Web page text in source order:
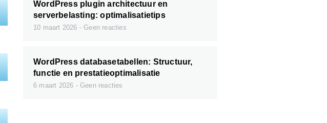
WordPress plugin architectuur en
serverbelasting: optimalisatietips
10 maart 2026 Geen reacties
WordPress databasetabellen: Structuur,
functie en prestatieoptimalisatie
6 maart 2026 Geen reacties